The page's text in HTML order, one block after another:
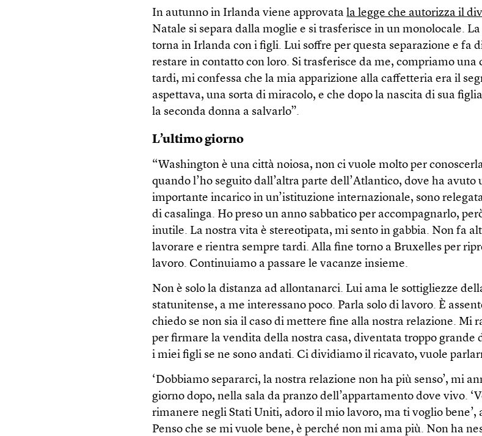
In autunno in Irlanda viene approvatala legge che autorizza il
Natale si separa dalla moglie e si trasferisce in un monolocale. La
torna in Irlanda con i figli. Lui soffre per questa separazione e fa
restare in contatto con loro. Si trasferisce da me, compriamo una
tardi, mi confessa che la mia apparizione alla caffetteria era il
aspettava, una sorta di miracolo, e che dopo la nascita di sua
la seconda donna a salvarlo”.
L’ultimo giorno
“Washington è una città noiosa, non ci vuole molto per
quando l’ho seguito dall’altra parte dell’Atlantico, dove ha avuto
importante incarico in un’istituzione internazionale, sono
di casalinga. Ho preso un anno sabbatico per accompagnarlo,
inutile. La nostra vita è stereotipata, mi sento in gabbia. Non fa
lavorare e rientra sempre tardi. Alla fine torno a Bruxelles per
lavoro. Continuiamo a passare le vacanze insieme.
Non è solo la distanza ad allontanarci. Lui ama le sottigliezze
statunitense, a me interessano poco. Parla solo di lavoro. È
chiedo se non sia il caso di mettere fine alla nostra relazione. Mi
per firmare la vendita della nostra casa, diventata troppo grande
i miei figli se ne sono andati. Ci dividiamo il ricavato, vuole
‘Dobbiamo separarci, la nostra relazione non ha più senso’, mi
giorno dopo, nella sala da pranzo dell’appartamento dove vivo.
rimanere negli Stati Uniti, adoro il mio lavoro, ma ti voglio bene’,
Penso che se mi vuole bene, è perché non mi ama più. Non ha